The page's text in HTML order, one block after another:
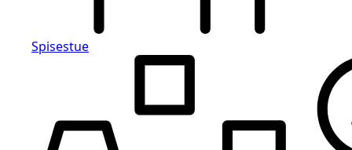
Spisestue